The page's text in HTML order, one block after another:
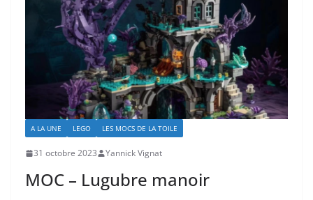
A LA UNE LEGO LES MOCS DE LA TOILE
31 octobre 2023 Yannick Vignat
MOC – Lugubre manoir